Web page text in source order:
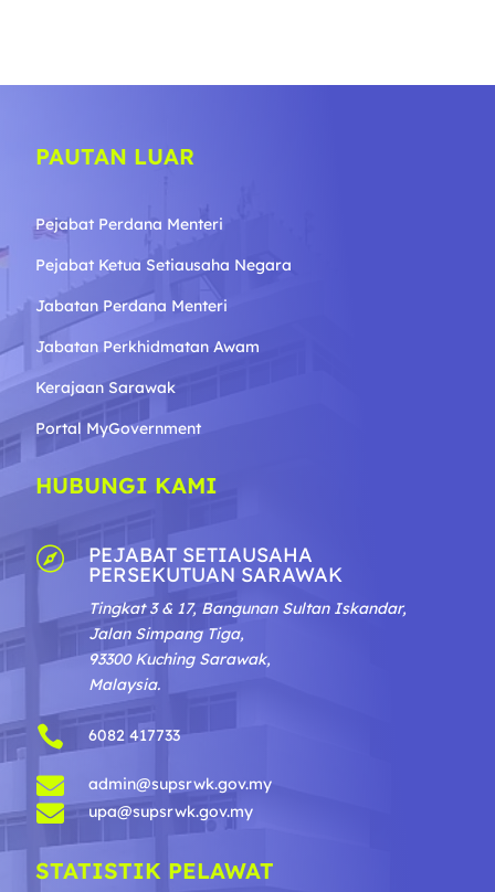
PAUTAN LUAR
Pejabat Perdana Menteri
Pejabat Ketua Setiausaha Negara
Jabatan Perdana Menteri
Jabatan Perkhidmatan Awam
Kerajaan Sarawak
Portal MyGovernment
HUBUNGI KAMI
 PEJABAT SETIAUSAHA
PERSEKUTUAN SARAWAK
Tingkat 3 & 17, Bangunan Sultan Iskandar,
Jalan Simpang Tiga,
93300 Kuching Sarawak,
Malaysia.
 6082 417733
 admin@supsrwk.gov.my
 upa@supsrwk.gov.my
STATISTIK PELAWAT